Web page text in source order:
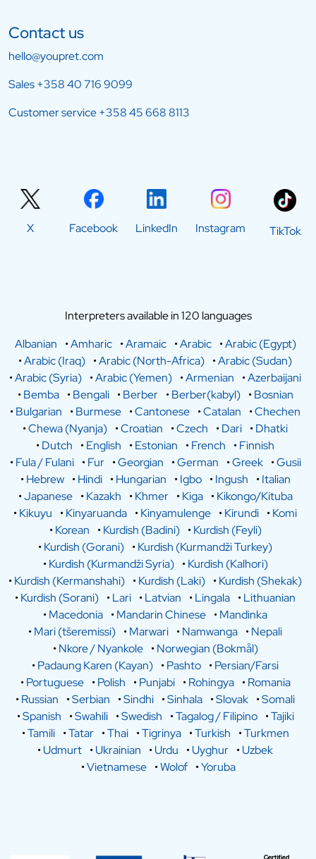
Contact us
hello@youpret.com
Sales+358 40 716 9099
Customer service+358 45 668 8113
X Facebook LinkedIn Instagram TikTok
Interpreters available in 120 languages
Albanian
•Amharic •Aramaic •Arabic •Arabic (Egypt)
•Arabic (Iraq) •Arabic (North-Africa) •Arabic (Sudan)
•Arabic (Syria) •Arabic (Yemen) •Armenian •Azerbaijani
•Bemba •Bengali •Berber •Berber(kabyl) •Bosnian
•Bulgarian •Burmese •Cantonese •Catalan •Chechen
•Chewa (Nyanja) •Croatian •Czech •Dari •Dhatki
•Dutch •English •Estonian •French •Finnish
•Fula / Fulani •Fur •Georgian •German •Greek •Gusii
•Hebrew •Hindi •Hungarian •Igbo •Ingush •Italian
•Japanese •Kazakh •Khmer •Kiga •Kikongo/Kituba
•Kikuyu •Kinyaruanda •Kinyamulenge •Kirundi •Komi
•Korean •Kurdish (Badini) •Kurdish (Feyli)
•Kurdish (Gorani) •Kurdish (Kurmandži Turkey)
•Kurdish (Kurmandži Syria) •Kurdish (Kalhori)
•Kurdish (Kermanshahi) •Kurdish (Laki) •Kurdish (Shekak)
•Kurdish (Sorani) •Lari •Latvian •Lingala •Lithuanian
•Macedonia •Mandarin Chinese •Mandinka
•Mari (tšeremissi) •Marwari •Namwanga •Nepali
•Nkore / Nyankole •Norwegian (Bokmål)
•Padaung Karen (Kayan) •Pashto •Persian/Farsi
•Portuguese •Polish •Punjabi •Rohingya •Romania
•Russian •Serbian •Sindhi •Sinhala •Slovak •Somali
•Spanish •Swahili •Swedish •Tagalog / Filipino •Tajiki
•Tamili •Tatar •Thai •Tigrinya •Turkish •Turkmen
•Udmurt •Ukrainian •Urdu •Uyghur •Uzbek
•Vietnamese •Wolof •Yoruba